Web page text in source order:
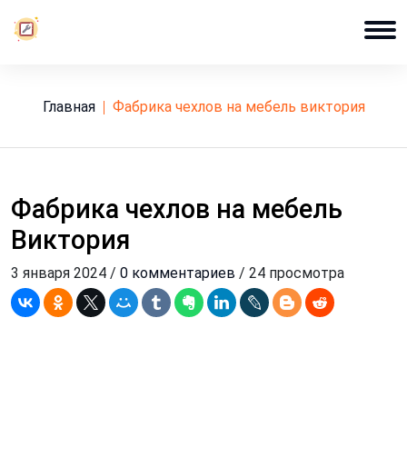
Главная фабрика чехлов на мебель виктория
Фабрика чехлов на мебель
Виктория
3 января 2024 / 0 комментариев / 24 просмотра